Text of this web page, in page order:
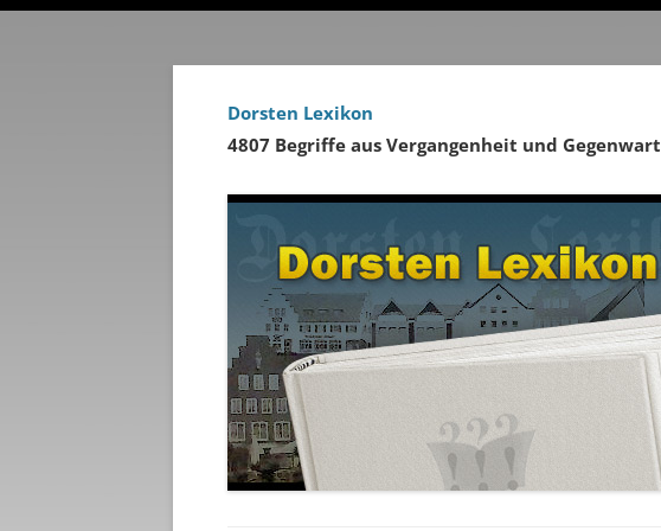
Dorsten Lexikon
4807 Begriffe aus Vergangenheit und Gegenwart